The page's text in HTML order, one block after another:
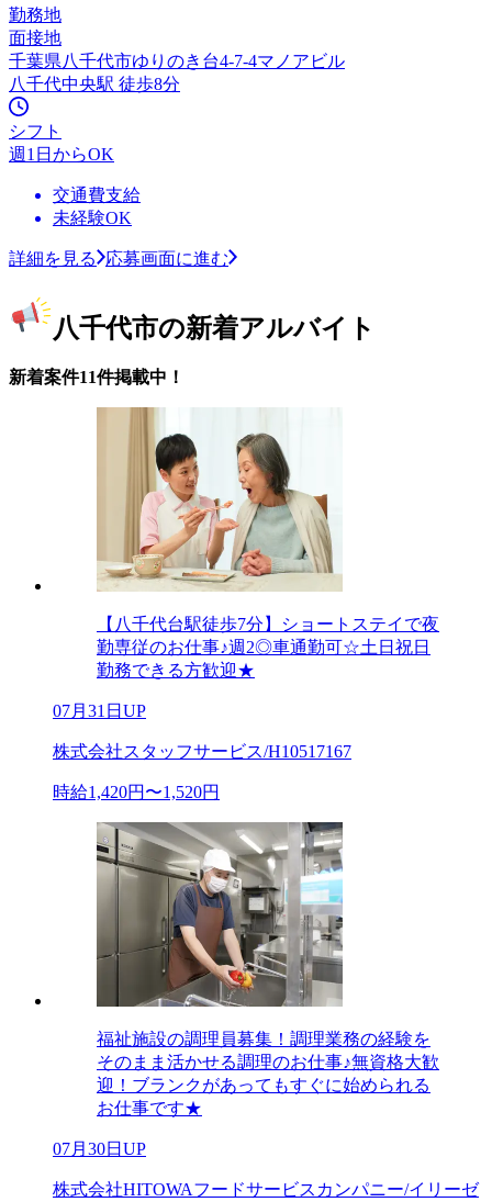
勤務地
面接地
千葉県八千代市ゆりのき台4-7-4マノアビル
八千代中央駅 徒歩8分
シフト
週1日からOK
交通費支給
未経験OK
詳細を見る 応募画面に進む
八千代市の新着アルバイト
新着案件11件掲載中！
【八千代台駅徒歩7分】ショートステイで夜
勤専従のお仕事♪週2◎車通勤可☆土日祝日
勤務できる方歓迎★
07月31日UP
株式会社スタッフサービス/H10517167
時給1,420円〜1,520円
福祉施設の調理員募集！調理業務の経験を
そのまま活かせる調理のお仕事♪無資格大歓
迎！ブランクがあってもすぐに始められる
お仕事です★
07月30日UP
株式会社HITOWAフードサービスカンパニー/イリーゼ